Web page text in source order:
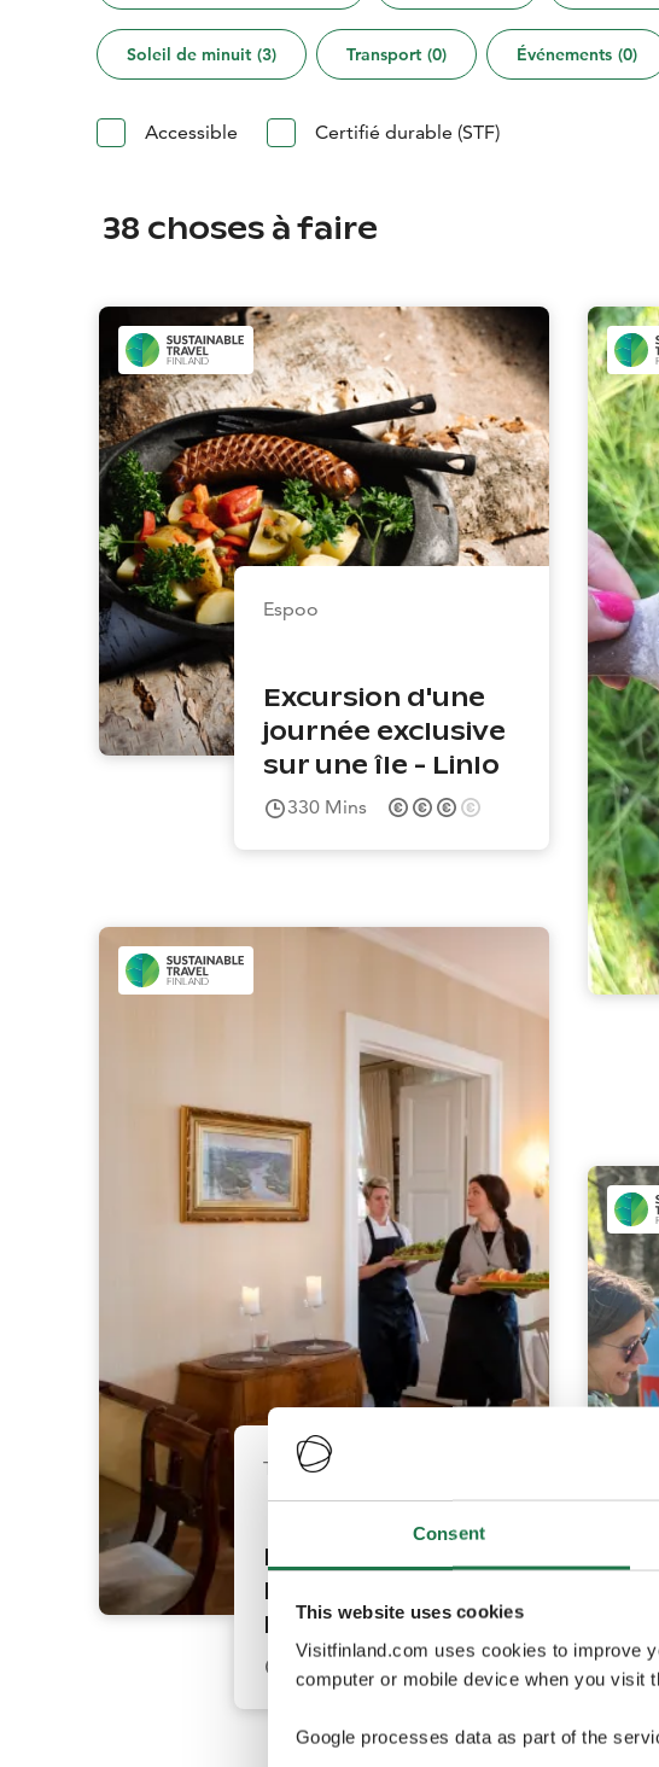
Consent
This website uses cookies
Visitfinland.com uses cookies to improve
computer or mobile device when you visit
Google processes data as part of the
Soleil de minuit (3) Transport (0) Événements (0)
Accessible Certifié durable (STF)
38 choses à faire
Espoo
Excursion d'une
journée exclusive
sur une île - Linlo
330 Mins
Tuusula
La table de
banquet du
Krapihovi